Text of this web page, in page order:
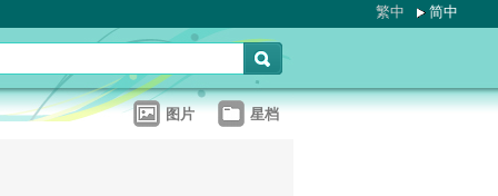
繁中 简中
图片 星档